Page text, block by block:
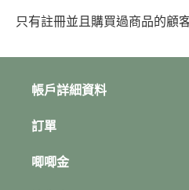
只有註冊並且購買過商品的顧
帳戶詳細資料
訂單
唧唧金